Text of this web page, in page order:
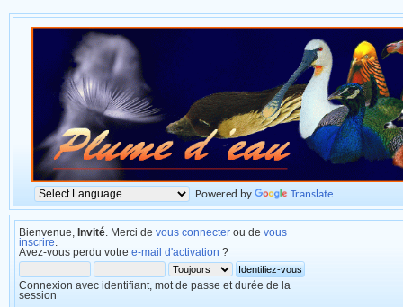
Powered by Translate
Bienvenue, Invité . Merci de vous connecter ou de vous
inscrire
Avez-vous perdu votre e-mail d'activation ?
Connexion avec identifiant, mot de passe et durée de la
session